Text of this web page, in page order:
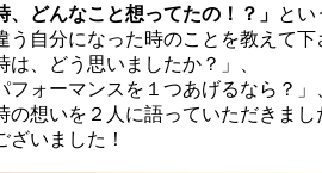
、どんなこと想ってたの！？」 とい
う自分になった時のことを教えて下
は、どう思いましたか？」、
ォーマンスを１つあげるなら？」
想いを２人に語っていただきまし
いました！